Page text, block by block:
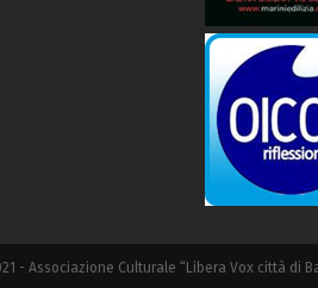
- Associazione Culturale “Libera Vox città di